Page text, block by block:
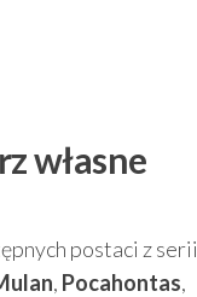
własne
postaci z serii
, Pocahontas,